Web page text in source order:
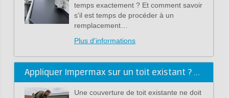
temps exactement ? Et comment savoir
s'il est temps de procéder à un
remplacement…
Plus d'informations
Appliquer Impermax sur un toit existant ? Nos conseils sécurité !
Une couverture de toit existante ne doit